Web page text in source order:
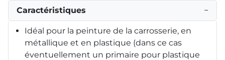
Caractéristiques −
Idéal pour la peinture de la carrosserie, en
métallique et en plastique (dans ce cas
éventuellement un primaire pour plastique